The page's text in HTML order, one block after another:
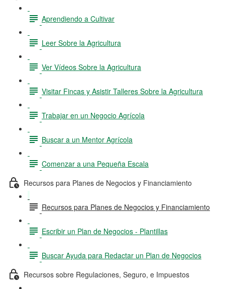
Aprendiendo a Cultivar
Leer Sobre la Agricultura
Ver Vídeos Sobre la Agricultura
Visitar Fincas y Asistir Talleres Sobre la Agricultura
Trabajar en un Negocio Agrícola
Buscar a un Mentor Agrícola
Comenzar a una Pequeña Escala
Recursos para Planes de Negocios y Financiamiento
Recursos para Planes de Negocios y Financiamiento
Escribir un Plan de Negocios - Plantillas
Buscar Ayuda para Redactar un Plan de Negocios
Recursos sobre Regulaciones, Seguro, e Impuestos